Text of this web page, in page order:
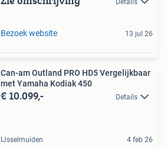
Bezoek website 13 jul 26
Can-am Outland PRO HD5 Vergelijkbaar
met Yamaha Kodiak 450
€ 10.099,- Details
IJsselmuiden 4 feb 26